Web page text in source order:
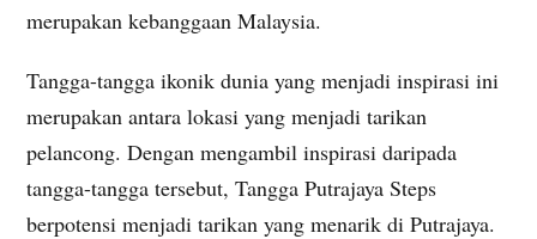
merupakan kebanggaan Malaysia.
Tangga-tangga ikonik dunia yang menjadi inspirasi ini
merupakan antara lokasi yang menjadi tarikan
pelancong. Dengan mengambil inspirasi daripada
tangga-tangga tersebut, Tangga Putrajaya Steps
berpotensi menjadi tarikan yang menarik di Putrajaya.